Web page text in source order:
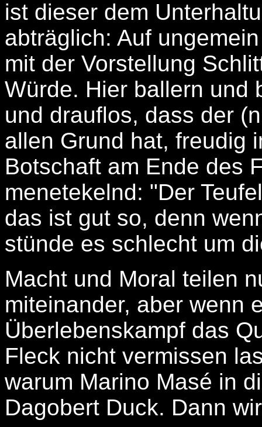
ist dieser dem
abträglich: Auf
mit der Vorstellung
Würde. Hier ballern und
und drauflos, dass der
allen Grund hat, freudig
Botschaft am Ende des
menetekelnd: "Der
das ist gut so, denn
stünde es schlecht um
Macht und Moral teilen
miteinander, aber wenn
Überlebenskampf das
Fleck nicht vermissen
warum Marino Masé in
Dagobert Duck. Dann